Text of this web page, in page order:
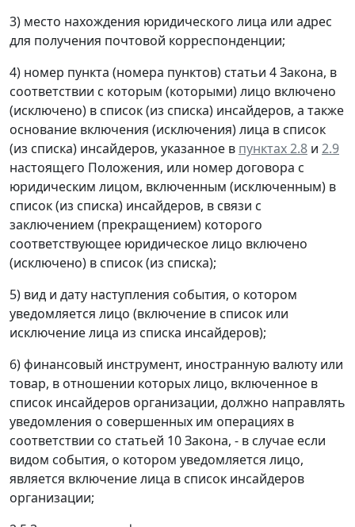
3) место нахождения юридического лица или адрес
для получения почтовой корреспонденции;
4) номер пункта (номера пунктов) статьи 4 Закона, в
соответствии с которым (которыми) лицо включено
(исключено) в список (из списка) инсайдеров, а также
основание включения (исключения) лица в список
(из списка) инсайдеров, указанное в пунктах 2.8 и 2.9
настоящего Положения, или номер договора с
юридическим лицом, включенным (исключенным) в
список (из списка) инсайдеров, в связи с
заключением (прекращением) которого
соответствующее юридическое лицо включено
(исключено) в список (из списка);
5) вид и дату наступления события, о котором
уведомляется лицо (включение в список или
исключение лица из списка инсайдеров);
6) финансовый инструмент, иностранную валюту или
товар, в отношении которых лицо, включенное в
список инсайдеров организации, должно направлять
уведомления о совершенных им операциях в
соответствии со статьей 10 Закона, - в случае если
видом события, о котором уведомляется лицо,
является включение лица в список инсайдеров
организации;